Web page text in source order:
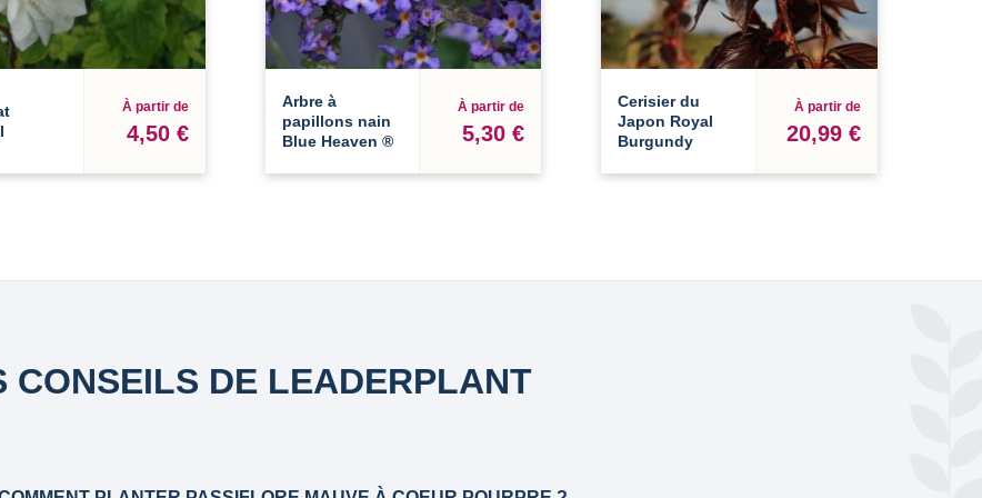
À partir de
4,50 €
Arbre à
papillons nain
Blue Heaven ®
À partir de
5,30 €
Cerisier du
Japon Royal
Burgundy
À partir de
20,99 €
CONSEILS DE LEADERPLANT